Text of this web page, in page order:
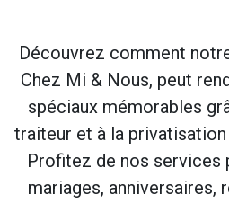
Découvrez comment
Chez Mi & Nous, peut
spéciaux mémorables
traiteur et à la
Profitez de nos services
mariages, anniversaires,